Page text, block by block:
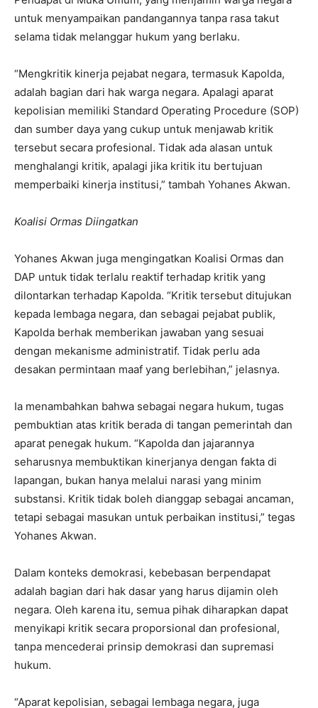
untuk menyampaikan pandangannya tanpa rasa takut
selama tidak melanggar hukum yang berlaku.
“Mengkritik kinerja pejabat negara, termasuk Kapolda,
adalah bagian dari hak warga negara. Apalagi aparat
kepolisian memiliki Standard Operating Procedure (SOP)
dan sumber daya yang cukup untuk menjawab kritik
tersebut secara profesional. Tidak ada alasan untuk
menghalangi kritik, apalagi jika kritik itu bertujuan
memperbaiki kinerja institusi,” tambah Yohanes Akwan.
Koalisi Ormas Diingatkan
Yohanes Akwan juga mengingatkan Koalisi Ormas dan
DAP untuk tidak terlalu reaktif terhadap kritik yang
dilontarkan terhadap Kapolda. “Kritik tersebut ditujukan
kepada lembaga negara, dan sebagai pejabat publik,
Kapolda berhak memberikan jawaban yang sesuai
dengan mekanisme administratif. Tidak perlu ada
desakan permintaan maaf yang berlebihan,” jelasnya.
Ia menambahkan bahwa sebagai negara hukum, tugas
pembuktian atas kritik berada di tangan pemerintah dan
aparat penegak hukum. “Kapolda dan jajarannya
seharusnya membuktikan kinerjanya dengan fakta di
lapangan, bukan hanya melalui narasi yang minim
substansi. Kritik tidak boleh dianggap sebagai ancaman,
tetapi sebagai masukan untuk perbaikan institusi,” tegas
Yohanes Akwan.
Dalam konteks demokrasi, kebebasan berpendapat
adalah bagian dari hak dasar yang harus dijamin oleh
negara. Oleh karena itu, semua pihak diharapkan dapat
menyikapi kritik secara proporsional dan profesional,
tanpa mencederai prinsip demokrasi dan supremasi
hukum.
“Aparat kepolisian, sebagai lembaga negara, juga